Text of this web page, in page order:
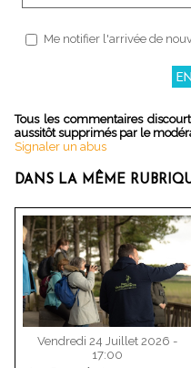
Me notifier l'arrivée de
Tous les commentaires
aussitôt supprimés par le
Signaler un abus
DANS LA MÊME
Vendredi 24 Juillet 2026 -
17:00